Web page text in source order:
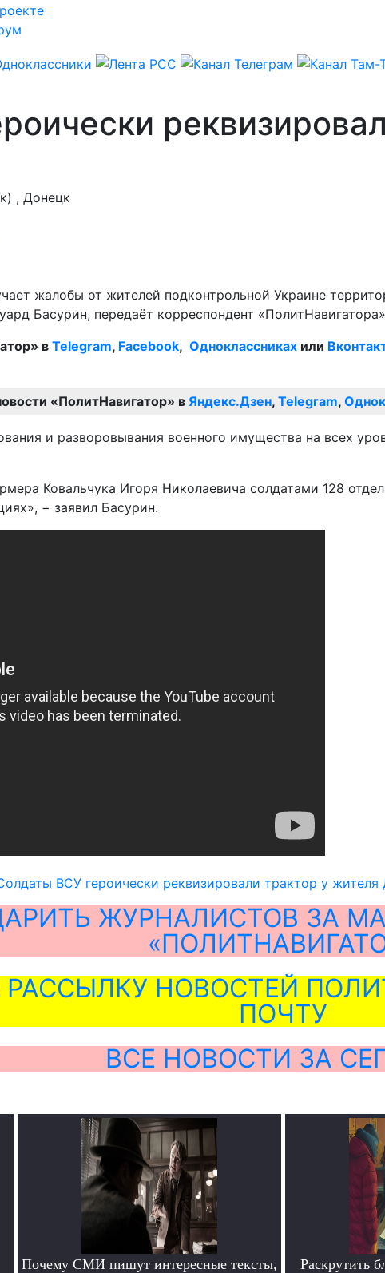
, Донецк
жалобы от жителей подконтрольной Украине
Басурин, передаёт корреспондент
в Telegram, Facebook, Одноклассниках или
«ПолитНавигатор» в Яндекс.Дзен, Telegram,
и разворовывания военного имущества на всех
Ковальчука Игоря Николаевича солдатами 128
− заявил Басурин.
ВСУ героически реквизировали трактор у жителя
ЖУРНАЛИСТОВ ЗА
НОВОСТЕЙ
ПОЧТУ
ВСЕ НОВОСТИ ЗА
Почему СМИ пишут интересные тексты,
Раскрутить